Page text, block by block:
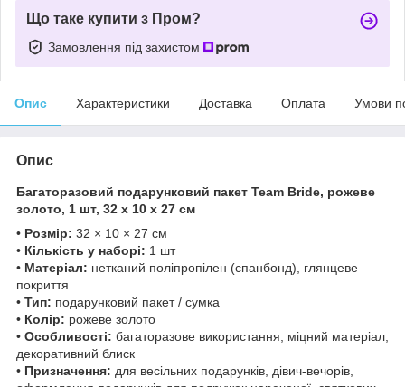
Що таке купити з Пром?
Замовлення під захистом
Опис Характеристики Доставка Оплата Умови
Опис
Багаторазовий подарунковий пакет Team Bride, рожеве
золото, 1 шт, 32 х 10 х 27 см
• Розмір: 32 × 10 × 27 см
• Кількість у наборі: 1 шт
• Матеріал: нетканий поліпропілен (спанбонд), глянцеве
покриття
• Тип: подарунковий пакет / сумка
• Колір: рожеве золото
• Особливості: багаторазове використання, міцний матеріал,
декоративний блиск
• Призначення: для весільних подарунків, дівич-вечорів,